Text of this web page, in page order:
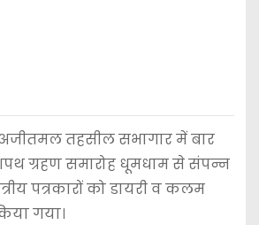
तहसील सभागार में बार
ग्रहण समारोह धूमधाम से संपन्न
पत्रकारों को डायरी व कलम
गया।